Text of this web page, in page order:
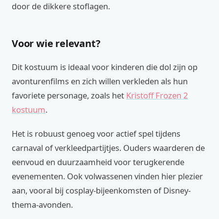
door de dikkere stoflagen.
Voor wie relevant?
Dit kostuum is ideaal voor kinderen die dol zijn op
avonturenfilms en zich willen verkleden als hun
favoriete personage, zoals het Kristoff Frozen 2
kostuum.
Het is robuust genoeg voor actief spel tijdens
carnaval of verkleedpartijtjes. Ouders waarderen de
eenvoud en duurzaamheid voor terugkerende
evenementen. Ook volwassenen vinden hier plezier
aan, vooral bij cosplay-bijeenkomsten of Disney-
thema-avonden.